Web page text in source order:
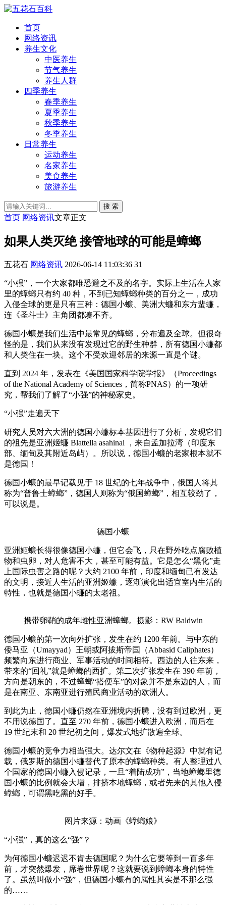
首页
网络资讯
养生文化
中医养生
节气养生
养生人群
四季养生
春季养生
夏季养生
秋季养生
冬季养生
日常养生
运动养生
名家养生
美食养生
旅游养生
搜 索
首页 网络资讯文章正文
如果人类灭绝 接管地球的可能是蟑螂
五花石 网络资讯 2026-06-14 11:03:36 31
“小强”，一个大家都唯恐避之不及的名字。实际上生活在人家
里的蟑螂只有约 40 种，不到已知蟑螂种类的百分之一，成功
入侵全球的更是只有三种：德国小蠊、美洲大蠊和东方蜚蠊，
连《圣斗士》主角团都凑不齐。
德国小蠊是我们生活中最常见的蟑螂，分布遍及全球。但很奇
怪的是，我们从来没有发现过它的野生种群，所有德国小蠊都
和人类住在一块。这个不受欢迎邻居的来源一直是个谜。
直到 2024 年，发表在《美国国家科学院学报》（Proceedings
of the National Academy of Sciences，简称PNAS）的一项研
究，帮我们了解了“小强”的神秘家史。
“小强”走遍天下
研究人员对六大洲的德国小蠊标本基因进行了分析，发现它们
的祖先是亚洲姬蠊 Blattella asahinai ，来自孟加拉湾（印度东
部、缅甸及其附近岛屿）。所以说，德国小蠊的老家根本就不
是德国！
德国小蠊的最早记载见于 18 世纪的七年战争中，俄国人将其
称为“普鲁士蟑螂”，德国人则称为“俄国蟑螂”，相互较劲了，
可以说是。
德国小蠊
亚洲姬蠊长得很像德国小蠊，但它会飞，只在野外吃点腐败植
物和虫卵，对人危害不大，甚至可能有益。它是怎么“黑化”走
上国际虫害之路的呢？大约 2100 年前，印度和缅甸已有发达
的文明，接近人生活的亚洲姬蠊，逐渐演化出适宜室内生活的
特性，也就是德国小蠊的太老祖。
携带卵鞘的成年雌性亚洲蟑螂。摄影：RW Baldwin
德国小蠊的第一次向外扩张，发生在约 1200 年前。与中东的
倭马亚（Umayyad）王朝或阿拔斯帝国（Abbasid Caliphates）
频繁向东进行商业、军事活动的时间相符。西边的人往东来，
带来的“回礼”就是蟑螂的西扩。第二次扩张发生在 390 年前，
方向是朝东的，不过蟑螂“搭便车”的对象并不是东边的人，而
是在南亚、东南亚进行殖民商业活动的欧洲人。
到此为止，德国小蠊仍然在亚洲境内折腾，没有到过欧洲，更
不用说德国了。直至 270 年前，德国小蠊进入欧洲，而后在
19 世纪末和 20 世纪初之间，爆发式地扩散遍全球。
德国小蠊的竞争力相当强大。达尔文在《物种起源》中就有记
载，俄罗斯的德国小蠊替代了原本的蟑螂种类。有人整理过八
个国家的德国小蠊入侵记录，一旦“着陆成功”，当地蟑螂里德
国小蠊的比例就会大增，排挤本地蟑螂，或者先来的其他入侵
蟑螂，可谓黑吃黑的好手。
图片来源：动画《蟑螂娘》
“小强”，真的这么“强”？
为何德国小蠊迟迟不肯去德国呢？为什么它要等到一百多年
前，才突然爆发，席卷世界呢？这就要说到蟑螂本身的特性
了。虽然叫做小“强”，但德国小蠊有的属性其实是不那么强
的……